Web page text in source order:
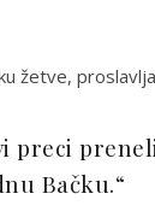
žetve,
preci
Bačku.“